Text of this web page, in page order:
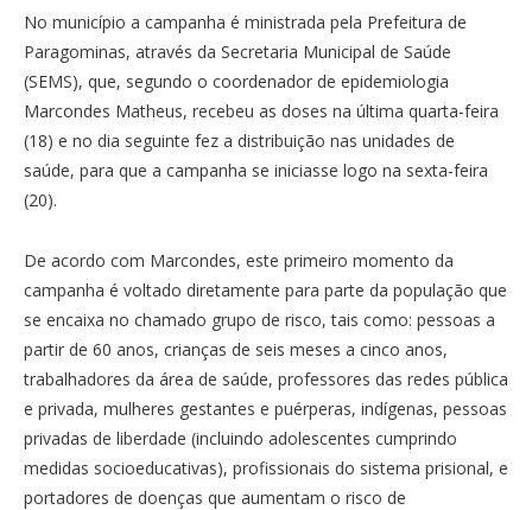
No município a campanha é ministrada pela Prefeitura de
Paragominas, através da Secretaria Municipal de Saúde
(SEMS), que, segundo o coordenador de epidemiologia
Marcondes Matheus, recebeu as doses na última quarta-feira
(18) e no dia seguinte fez a distribuição nas unidades de
saúde, para que a campanha se iniciasse logo na sexta-feira
(20).
De acordo com Marcondes, este primeiro momento da
campanha é voltado diretamente para parte da população que
se encaixa no chamado grupo de risco, tais como: pessoas a
partir de 60 anos, crianças de seis meses a cinco anos,
trabalhadores da área de saúde, professores das redes pública
e privada, mulheres gestantes e puérperas, indígenas, pessoas
privadas de liberdade (incluindo adolescentes cumprindo
medidas socioeducativas), profissionais do sistema prisional, e
portadores de doenças que aumentam o risco de